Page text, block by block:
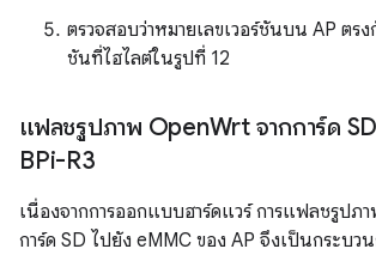
ตรวจสอบว่าหมายเลขเวอร์ชันบน AP ตรง
ชันที่ไฮไลต์ในรูปที่ 12
แฟลชรูปภาพ OpenWrt จากการ์ด
BPi-R3
เนื่องจากการออกแบบฮาร์ดแวร์ การแฟลชรูปภ
การ์ด SD ไปยัง eMMC ของ AP จึงเป็นกระบว